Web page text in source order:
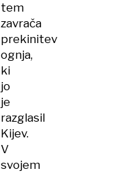
tem
zavrača
prekinitev
ognja,
ki
jo
je
razglasil
Kijev.
V
svojem